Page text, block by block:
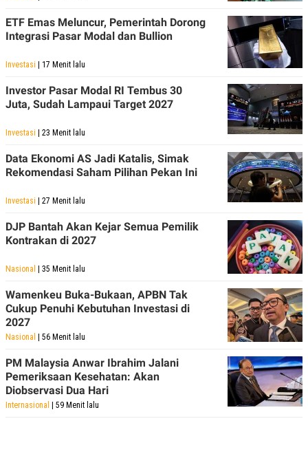
ETF Emas Meluncur, Pemerintah Dorong
Integrasi Pasar Modal dan Bullion
Investasi | 17 Menit lalu
Investor Pasar Modal RI Tembus 30
Juta, Sudah Lampaui Target 2027
Investasi | 23 Menit lalu
Data Ekonomi AS Jadi Katalis, Simak
Rekomendasi Saham Pilihan Pekan Ini
Investasi | 27 Menit lalu
DJP Bantah Akan Kejar Semua Pemilik
Kontrakan di 2027
Nasional | 35 Menit lalu
Wamenkeu Buka-Bukaan, APBN Tak
Cukup Penuhi Kebutuhan Investasi di
2027
Nasional | 56 Menit lalu
PM Malaysia Anwar Ibrahim Jalani
Pemeriksaan Kesehatan: Akan
Diobservasi Dua Hari
Internasional | 59 Menit lalu